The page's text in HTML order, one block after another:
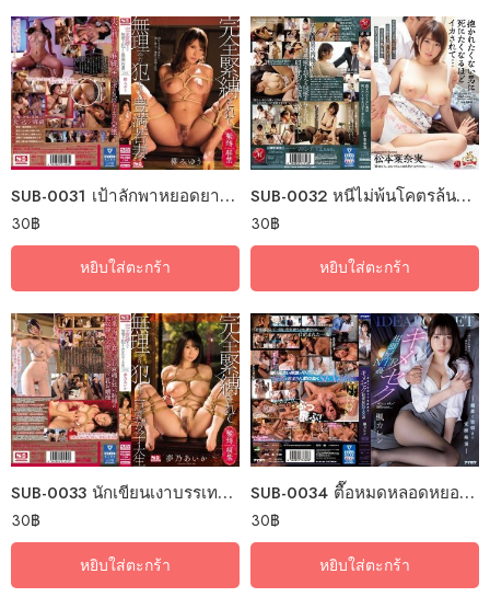
SUB-0031 เป้าลักพาหยอดยาขัดดอก
30฿
หยิบใส่ตะกร้า
SUB-0032 หนีไม่พ้นโคตรล้นแหล่งแคลเซี่ยม
30฿
หยิบใส่ตะกร้า
SUB-0033 นักเขียนเงาบรรเทาปมสวาท
30฿
หยิบใส่ตะกร้า
SUB-0034 ตื๊อหมดหลอดหยอดยาสวาท
30฿
หยิบใส่ตะกร้า